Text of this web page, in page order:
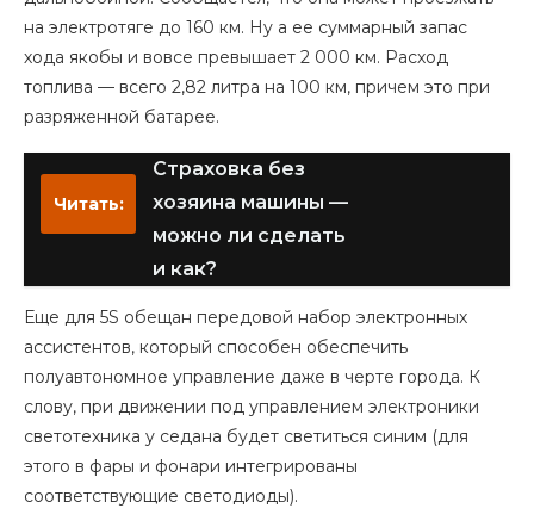
на электротяге до 160 км. Ну а ее суммарный запас
хода якобы и вовсе превышает 2 000 км. Расход
топлива — всего 2,82 литра на 100 км, причем это при
разряженной батарее.
Читать:
Страховка без
хозяина машины —
можно ли сделать
и как?
Еще для 5S обещан передовой набор электронных
ассистентов, который способен обеспечить
полуавтономное управление даже в черте города. К
слову, при движении под управлением электроники
светотехника у седана будет светиться синим (для
этого в фары и фонари интегрированы
соответствующие светодиоды).